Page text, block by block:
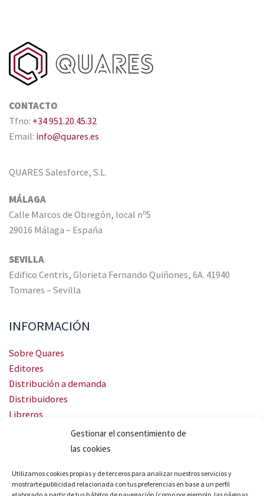
Gestionar el consentimiento de
las cookies
Utilizamos cookies propias y de terceros para analizar nuestros servicios y
mostrarte publicidad relacionada con tus preferencias en base a un perfil
CONTACTO
Tfno: +34 951.20.45.32
Email: info@quares.es
QUARES Salesforce, S.L.
MÁLAGA
Calle Marcos de Obregón, local nº5
29016 Málaga – España
SEVILLA
Edifico Centris, Glorieta Fernando Quiñones, 6A. 41940
Tomares – Sevilla
INFORMACIÓN
Sobre Quares
Editores
Distribución a demanda
Distribuidores
Libreros
Servicio Landingweb
Crea tu audiobook